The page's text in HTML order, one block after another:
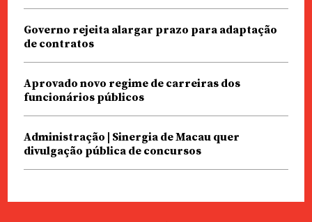
Governo rejeita alargar prazo para adaptação
de contratos
Aprovado novo regime de carreiras dos
funcionários públicos
Administração | Sinergia de Macau quer
divulgação pública de concursos